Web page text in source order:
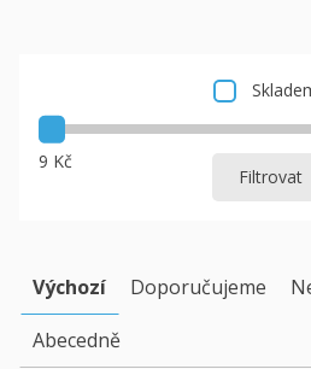
9 Kč
Filtrovat
Výchozí Doporučujeme
Abecedně